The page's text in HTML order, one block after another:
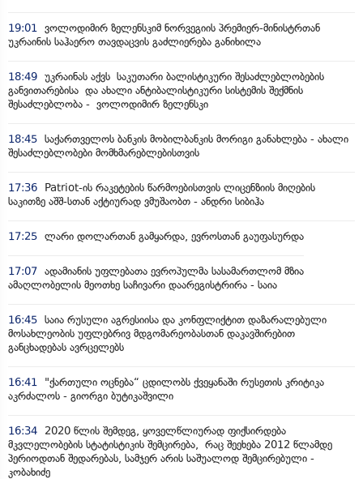
19:01
ვოლოდიმირ ზელენსკიმ ნორვეგიის პრემიერ-მინისტრთან
უკრაინის საჰაერო თავდაცვის გაძლიერება განიხილა
18:49 უკრაინას აქვს საკუთარი ბალისტიკური შესაძლებლობების
განვითარებისა და ახალი ანტიბალისტიკური სისტემის შექმნის
შესაძლებლობა - ვოლოდიმირ ზელენსკი
18:45 საქართველოს ბანკის მობილბანკის მორიგი განახლება - ახალი
შესაძლებლობები მომხმარებლებისთვის
17:36
Patriot-ის რაკეტების წარმოებისთვის ლიცენზიის მიღების
საკითზე აშშ-სთან აქტიურად ვმუშაობთ - ანდრი სიბიჰა
17:25 ლარი დოლართან გამყარდა, ევროსთან გაუფასურდა
17:07 ადამიანის უფლებათა ევროპულმა სასამართლომ მზია
ამაღლობელის მეოთხე საჩივარი დაარეგისტრირა - საია
16:45 საია რუსული აგრესიისა და კონფლიქტით დაზარალებული
მოსახლეობის უფლებრივ მდგომარეობასთან დაკავშირებით
განცხადებას ავრცელებს
16:41
"ქართული ოცნება“ ცდილობს ქვეყანაში რუსეთის კრიტიკა
აკრძალოს - გიორგი ბუტიკაშვილი
16:34
2020 წლის შემდეგ, ყოველწლიურად ფიქსირდება
მკვლელობების სტატისტიკის შემცირება, რაც შეეხება 2012 წლამდე
პერიოდთან შედარებას, სამჯერ არის საშუალოდ შემცირებული -
კობახიძე